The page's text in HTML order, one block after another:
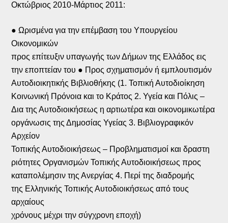
Οκτώβριος 2010-Μάρτιος 2011:
● Ωρισμένα για την επέμβαση του Υπουργείου
Οικονομικών
προς επίτευξιν υπαγωγής των Δήμων της Ελλάδος εις
την εποπτείαν του ● Προς σχηματισμόν ή εμπλουτισμόν
Αυτοδιοικητικής Βιβλιοθήκης (1. Τοπική Αυτοδιοίκηση
Κοινωνική Πρόνοια και το Κράτος 2. Υγεία και Πόλις –
Δια της Αυτοδιοικήσεως η αρτιωτέρα και οικονομικωτέρα
οργάνωσις της Δημοσίας Υγείας 3. Βιβλιογραφικόν
Αρχείον
Τοπικής Αυτοδιοικήσεως – Προβληματισμοί και δραστη
ριότητες Οργανισμών Τοπικής Αυτοδιοικήσεως προς
καταπολέμησιν της Ανεργίας 4. Περί της διαδρομής
της Ελληνικής Τοπικής Αυτοδιοικήσεως από τους
αρχαίους
χρόνους μέχρι την σύγχρονη εποχή)